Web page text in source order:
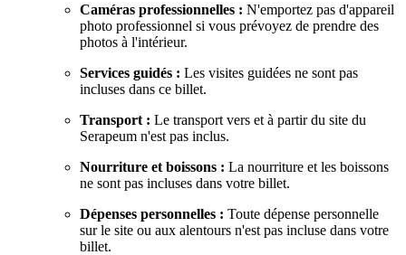
Caméras professionnelles : N'emportez pas d'appareil
photo professionnel si vous prévoyez de prendre des
photos à l'intérieur.
Services guidés : Les visites guidées ne sont pas
incluses dans ce billet.
Transport : Le transport vers et à partir du site du
Serapeum n'est pas inclus.
Nourriture et boissons : La nourriture et les boissons
ne sont pas incluses dans votre billet.
Dépenses personnelles : Toute dépense personnelle
sur le site ou aux alentours n'est pas incluse dans votre
billet.